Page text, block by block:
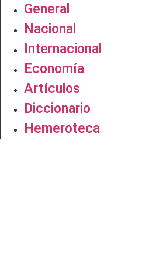
General
Nacional
Internacional
Economía
Artículos
Diccionario
Hemeroteca